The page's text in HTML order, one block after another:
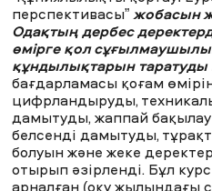
перспективасы”жобасын
Одақтың дербес
өмірге қол
құндылықтарын таратуды
бағдарламасы қоғам
цифрландыруды,
дамытуды, жаппай
белсенді дамытуды,
болуын және жеке
отырып әзірленді. Бұл